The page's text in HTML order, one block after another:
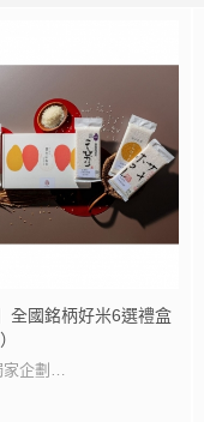
全國銘柄好米6選禮盒
企劃
特選